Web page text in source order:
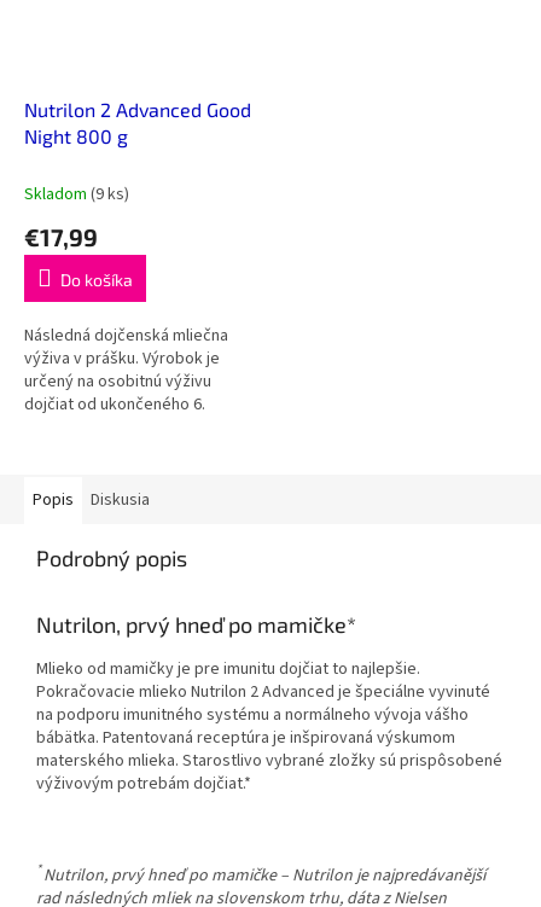
Nutrilon 2 Advanced Good
Night 800 g
Skladom (9 ks)
€17,99
Do košíka
Následná dojčenská mliečna
výživa v prášku. Výrobok je
určený na osobitnú výživu
dojčiat od ukončeného 6.
Popis
Diskusia
Podrobný popis
Nutrilon, prvý hneď po mamičke*
Mlieko od mamičky je pre imunitu dojčiat to najlepšie.
Pokračovacie mlieko Nutrilon 2 Advanced je špeciálne vyvinuté
na podporu imunitného systému a normálneho vývoja vášho
bábätka. Patentovaná receptúra je inšpirovaná výskumom
materského mlieka. Starostlivo vybrané zložky sú prispôsobené
výživovým potrebám dojčiat.*
*Nutrilon, prvý hneď po mamičke – Nutrilon je najpredávanější
rad následných mliek na slovenskom trhu, dáta z Nielsen